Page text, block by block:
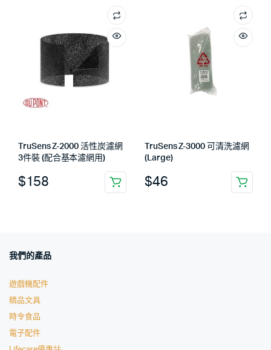
TruSens Z-2000 活性炭濾網
3件裝 (配合基本濾網用)
$158
TruSens Z-3000 可清洗濾網
(Large)
$46
我們的產品
遊戲機配件
精品文具
時令食品
電子配件